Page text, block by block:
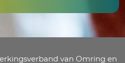
van Omring en